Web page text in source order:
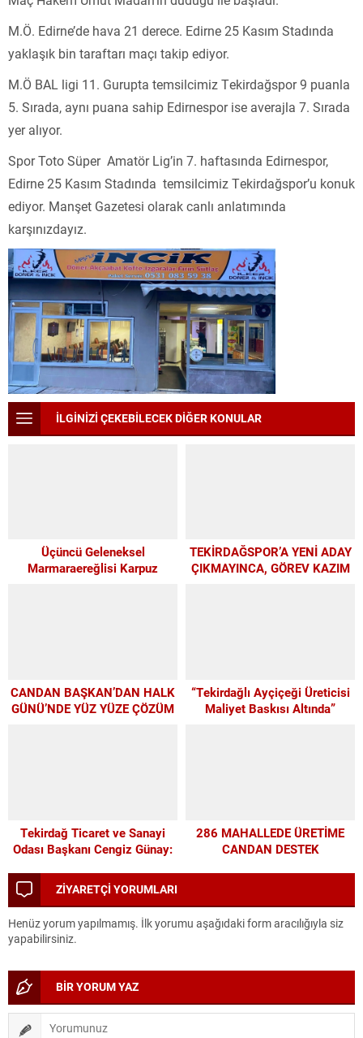
M.Ö. Edirne’de hava 21 derece. Edirne 25 Kasım Stadında
yaklaşık bin taraftarı maçı takip ediyor.
M.Ö BAL ligi 11. Gurupta temsilcimiz Tekirdağspor 9 puanla
5. Sırada, aynı puana sahip Edirnespor ise averajla 7. Sırada
yer alıyor.
Spor Toto Süper Amatör Lig’in 7. haftasında Edirnespor,
Edirne 25 Kasım Stadında temsilcimiz Tekirdağspor’u konuk
ediyor. Manşet Gazetesi olarak canlı anlatımında
karşınızdayız.
İLGİNİZİ ÇEKEBİLECEK DİĞER KONULAR
Üçüncü Geleneksel
Marmaraereğlisi Karpuz
TEKİRDAĞSPOR’A YENİ ADAY
ÇIKMAYINCA, GÖREV KAZIM
CANDAN BAŞKAN’DAN HALK
GÜNÜ’NDE YÜZ YÜZE ÇÖZÜM
“Tekirdağlı Ayçiçeği Üreticisi
Maliyet Baskısı Altında”
Tekirdağ Ticaret ve Sanayi
Odası Başkanı Cengiz Günay:
GELEN DESTEĞİ VERİYORUZ
286 MAHALLEDE ÜRETİME
CANDAN DESTEK
ZİYARETÇİ YORUMLARI
Henüz yorum yapılmamış. İlk yorumu aşağıdaki form aracılığıyla siz
yapabilirsiniz.
BİR YORUM YAZ